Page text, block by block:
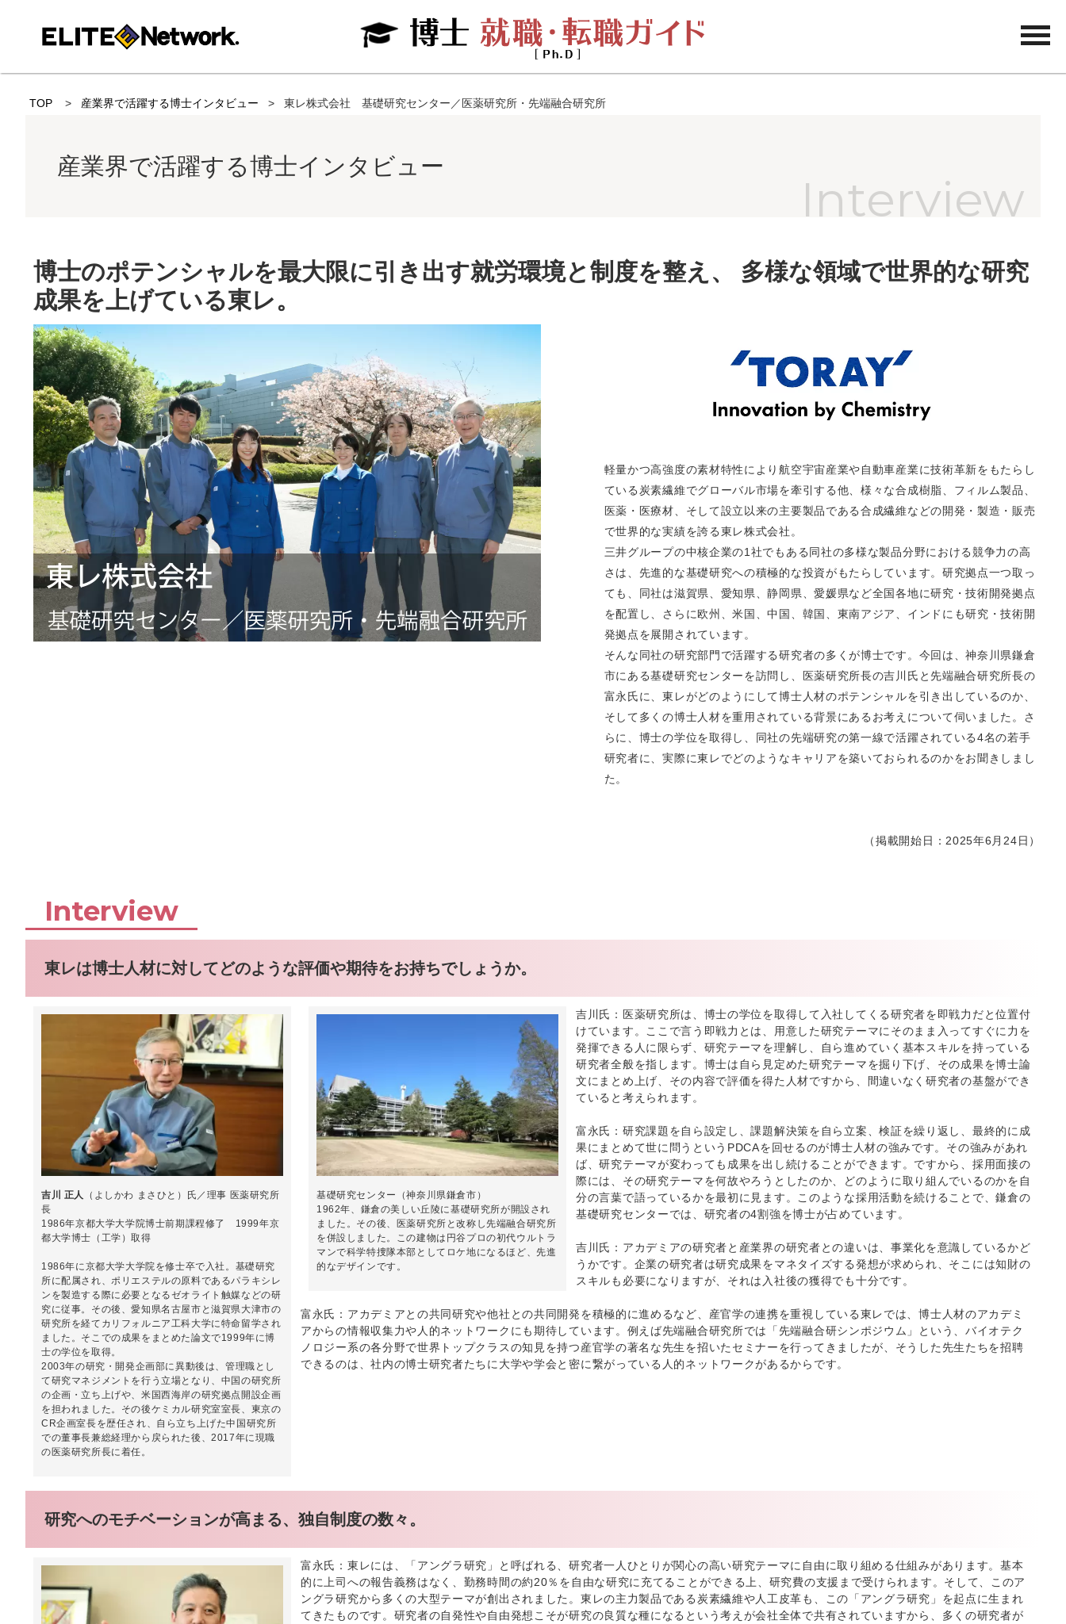
TOP 産業界で活躍する博士インタビュー 東レ株式会社 基礎研究センター／医薬研究所・先端融合研究所
産業界で活躍する博士インタビュー
博士のポテンシャルを最大限に引き出す就労環境と制度を整え、 多様な領域で世界的な研究
成果を上げている東レ。
軽量かつ高強度の素材特性により航空宇宙産業や自動車産業に技術革新をもたらし
ている炭素繊維でグローバル市場を牽引する他、様々な合成樹脂、フィルム製品、
医薬・医療材、そして設立以来の主要製品である合成繊維などの開発・製造・販売
で世界的な実績を誇る東レ株式会社。
三井グループの中核企業の1社でもある同社の多様な製品分野における競争力の高
さは、先進的な基礎研究への積極的な投資がもたらしています。研究拠点一つ取っ
ても、同社は滋賀県、愛知県、静岡県、愛媛県など全国各地に研究・技術開発拠点
を配置し、さらに欧州、米国、中国、韓国、東南アジア、インドにも研究・技術開
発拠点を展開されています。
そんな同社の研究部門で活躍する研究者の多くが博士です。今回は、神奈川県鎌倉
市にある基礎研究センターを訪問し、医薬研究所長の吉川氏と先端融合研究所長の
富永氏に、東レがどのようにして博士人材のポテンシャルを引き出しているのか、
そして多くの博士人材を重用されている背景にあるお考えについて伺いました。さ
らに、博士の学位を取得し、同社の先端研究の第一線で活躍されている4名の若手
研究者に、実際に東レでどのようなキャリアを築いておられるのかをお聞きしまし
た。
（掲載開始日：2025年6月24日）
Interview
東レは博士人材に対してどのような評価や期待をお持ちでしょうか。
吉川 正人
（よしかわ まさひと）氏／理事 医薬研究所
長
1986年京都大学大学院博士前期課程修了 1999年京
都大学博士（工学）取得
1986年に京都大学大学院を修士卒で入社。基礎研究
所に配属され、ポリエステルの原料であるパラキシレ
ンを製造する際に必要となるゼオライト触媒などの研
究に従事。その後、愛知県名古屋市と滋賀県大津市の
研究所を経てカリフォルニア工科大学に特命留学され
ました。そこでの成果をまとめた論文で1999年に博
士の学位を取得。
2003年の研究・開発企画部に異動後は、管理職とし
て研究マネジメントを行う立場となり、中国の研究所
の企画・立ち上げや、米国西海岸の研究拠点開設企画
を担われました。その後ケミカル研究室室長、東京の
CR企画室長を歴任され、自ら立ち上げた中国研究所
での董事長兼総経理から戻られた後、2017年に現職
の医薬研究所長に着任。
基礎研究センター（神奈川県鎌倉市）
1962年、鎌倉の美しい丘陵に基礎研究所が開設され
ました。その後、医薬研究所と改称し先端融合研究所
を併設しました。この建物は円谷プロの初代ウルトラ
マンで科学特捜隊本部としてロケ地になるほど、先進
的なデザインです。
吉川氏：医薬研究所は、博士の学位を取得して入社してくる研究者を即戦力だと位置付
けています。ここで言う即戦力とは、用意した研究テーマにそのまま入ってすぐに力を
発揮できる人に限らず、研究テーマを理解し、自ら進めていく基本スキルを持っている
研究者全般を指します。博士は自ら見定めた研究テーマを掘り下げ、その成果を博士論
文にまとめ上げ、その内容で評価を得た人材ですから、間違いなく研究者の基盤ができ
ていると考えられます。
富永氏：研究課題を自ら設定し、課題解決策を自ら立案、検証を繰り返し、最終的に成
果にまとめて世に問うというPDCAを回せるのが博士人材の強みです。その強みがあれ
ば、研究テーマが変わっても成果を出し続けることができます。ですから、採用面接の
際には、その研究テーマを何故やろうとしたのか、どのように取り組んでいるのかを自
分の言葉で語っているかを最初に見ます。このような採用活動を続けることで、鎌倉の
基礎研究センターでは、研究者の4割強を博士が占めています。
吉川氏：アカデミアの研究者と産業界の研究者との違いは、事業化を意識しているかど
うかです。企業の研究者は研究成果をマネタイズする発想が求められ、そこには知財の
スキルも必要になりますが、それは入社後の獲得でも十分です。
富永氏：アカデミアとの共同研究や他社との共同開発を積極的に進めるなど、産官学の連携を重視している東レでは、博士人材のアカデミ
アからの情報収集力や人的ネットワークにも期待しています。例えば先端融合研究所では「先端融合研シンポジウム」という、バイオテク
ノロジー系の各分野で世界トップクラスの知見を持つ産官学の著名な先生を招いたセミナーを行ってきましたが、そうした先生たちを招聘
できるのは、社内の博士研究者たちに大学や学会と密に繋がっている人的ネットワークがあるからです。
研究へのモチベーションが高まる、独自制度の数々。
富永氏：東レには、「アングラ研究」と呼ばれる、研究者一人ひとりが関心の高い研究テーマに自由に取り組める仕組みがあります。基本
的に上司への報告義務はなく、勤務時間の約20％を自由な研究に充てることができる上、研究費の支援まで受けられます。そして、このア
ングラ研究から多くの大型テーマが創出されました。東レの主力製品である炭素繊維や人工皮革も、この「アングラ研究」を起点に生まれ
てきたものです。研究者の自発性や自由発想こそが研究の良質な種になるという考えが会社全体で共有されていますから、多くの研究者が